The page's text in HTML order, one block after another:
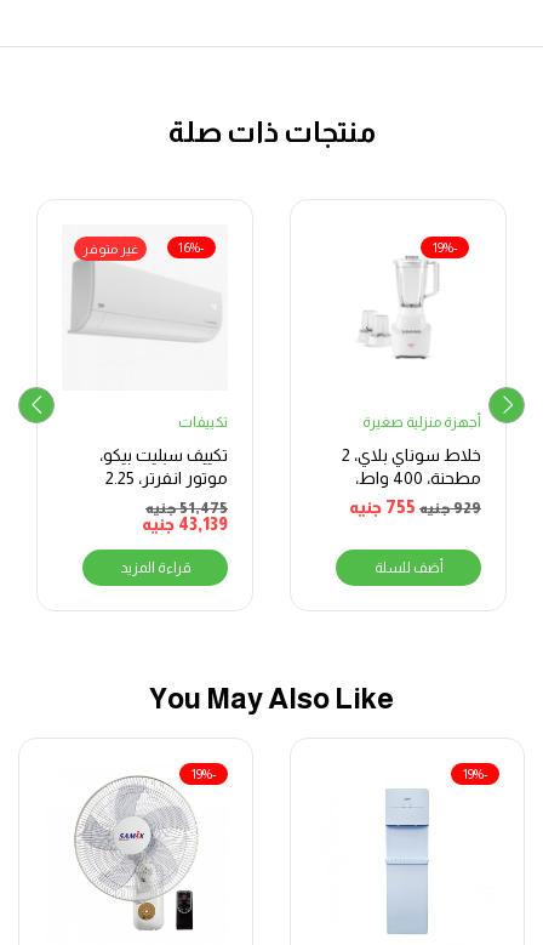
منتجات ذات صلة
-19%
أجهزة منزلية صغيرة
خلاط سوناي بلاي، 2
مطحنة، 400 واط،
أبيض – MAR-2300
929جنيه 755 جنيه
أضف للسلة
-16% غير متوفر
تكييفات
تكييف سبليت بيكو،
موتور انفرتر، 2.25
حصان، بارد وساخن،
ابيض-BIHT1841
51,475جنيه
43,139 جنيه
قراءة المزيد
You May Also Like
-19%
-19%